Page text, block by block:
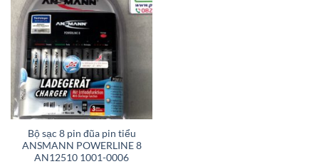
Bộ sạc 8 pin đũa pin tiểu
ANSMANN POWERLINE 8
AN12510 1001-0006